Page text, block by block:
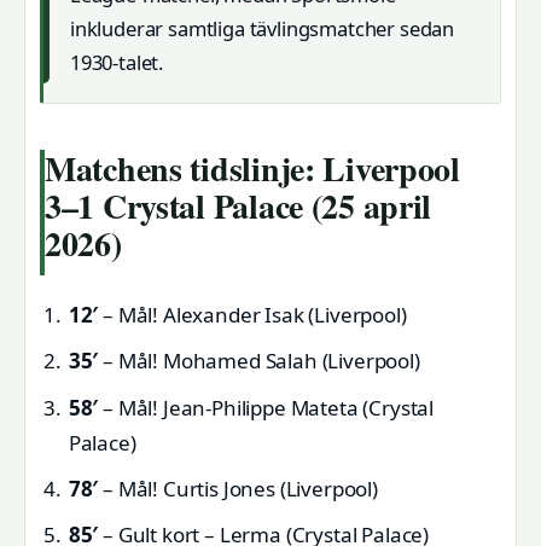
inkluderar samtliga tävlingsmatcher sedan
1930-talet.
Matchens tidslinje: Liverpool
3–1 Crystal Palace (25 april
2026)
12′– Mål! Alexander Isak (Liverpool)
35′– Mål! Mohamed Salah (Liverpool)
58′– Mål! Jean-Philippe Mateta (Crystal
Palace)
78′– Mål! Curtis Jones (Liverpool)
85′– Gult kort – Lerma (Crystal Palace)